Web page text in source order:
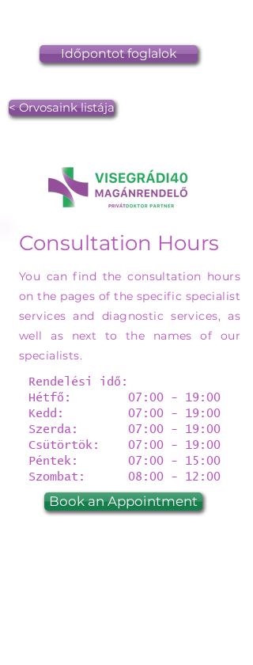
Időpontot foglalok
< Orvosaink listája
Consultation Hours
You can find the consultation hours
on the pages of the specific specialist
services and diagnostic services, as
well as next to the names of our
specialists.
Rendelési idő:
Hétfő: 07:00 - 19:00
Kedd: 07:00 - 19:00
Szerda: 07:00 - 19:00
Csütörtök: 07:00 - 19:00
Péntek: 07:00 - 15:00
Szombat: 08:00 - 12:00
Book an Appointment